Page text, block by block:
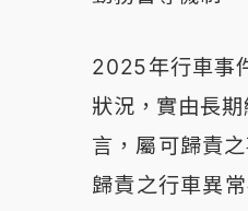
2025年行車事
狀況，實由長
言，屬可歸責
歸責之行車異